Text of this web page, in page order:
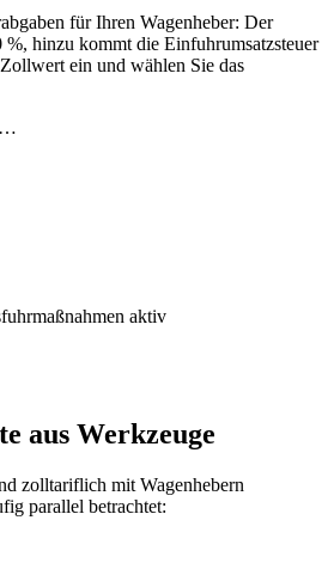
für Ihren Wagenheber: Der
hinzu kommt die Einfuhrumsatzsteuer
ein und wählen Sie das
aktiv
aus Werkzeuge
zolltariflich mit Wagenhebern
parallel betrachtet: